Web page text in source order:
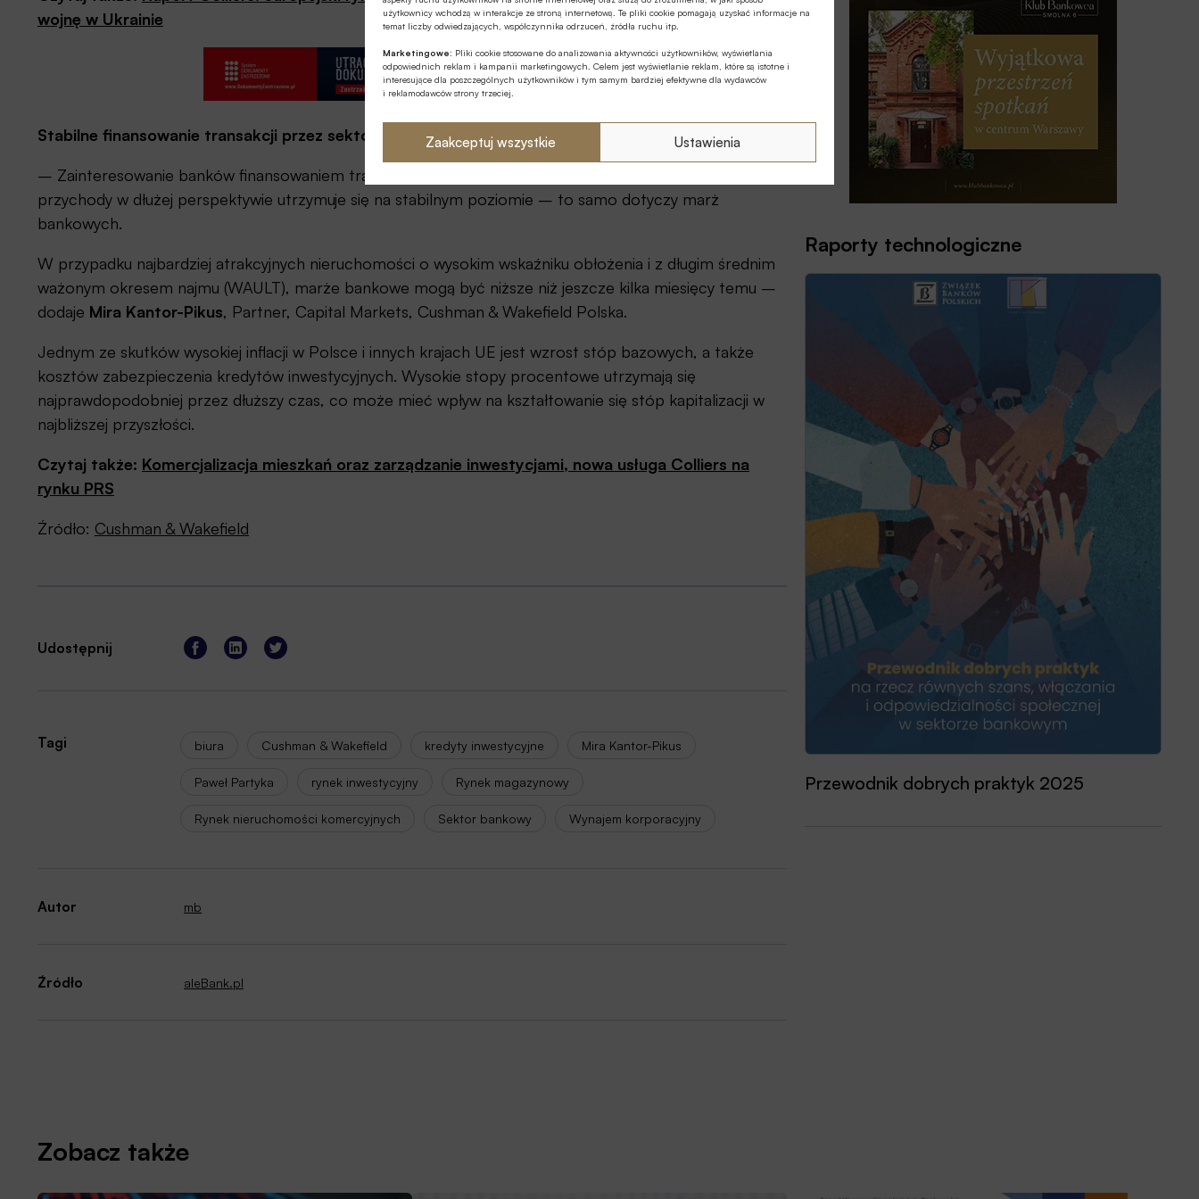
użytkownicy wchodzą w interakcje ze stroną internetową. Te pliki cookie pomagają uzyskać informacje na
temat liczby odwiedzających, współczynnika odrzuceń, źródła ruchu itp.
Marketingowe: Pliki cookie stosowane do analizowania aktywności użytkowników, wyświetlania
odpowiednich reklam i kampanii marketingowych. Celem jest wyświetlanie reklam, które są istotne i
interesujące dla poszczególnych użytkowników i tym samym bardziej efektywne dla wydawców
i reklamodawców strony trzeciej.
Zaakceptuj wszystkie Ustawienia
wojnę w Ukrainie
Stabilne finansowanie transakcji przez sektor bankowy
– Zainteresowanie banków finansowaniem transakcji kupna-sprzedaży aktywów generujących stałe
przychody w dłużej perspektywie utrzymuje się na stabilnym poziomie – to samo dotyczy marż
bankowych.
W przypadku najbardziej atrakcyjnych nieruchomości o wysokim wskaźniku obłożenia i z długim średnim
ważonym okresem najmu (WAULT), marże bankowe mogą być niższe niż jeszcze kilka miesięcy temu –
dodaje Mira Kantor-Pikus, Partner, Capital Markets, Cushman & Wakefield Polska.
Jednym ze skutków wysokiej inflacji w Polsce i innych krajach UE jest wzrost stóp bazowych, a także
kosztów zabezpieczenia kredytów inwestycyjnych. Wysokie stopy procentowe utrzymają się
najprawdopodobniej przez dłuższy czas, co może mieć wpływ na kształtowanie się stóp kapitalizacji w
najbliższej przyszłości.
Czytaj także: Komercjalizacja mieszkań oraz zarządzanie inwestycjami, nowa usługa Colliers na
rynku PRS
Źródło: Cushman & Wakefield
Udostępnij
Tagi biura Cushman & Wakefield kredyty inwestycyjne Mira Kantor-Pikus
Paweł Partyka rynek inwestycyjny Rynek magazynowy
Rynek nieruchomości komercyjnych Sektor bankowy Wynajem korporacyjny
Autor mb
Źródło aleBank.pl
Raporty technologiczne
Przewodnik dobrych praktyk 2025
Zobacz także